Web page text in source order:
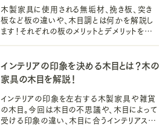
木製家具に使用される無垢材、挽き板、突き
板など板の違いや、木目調とは何かを解説し
ます！それぞれの板のメリットとデメリットを知
インテリアの印象を決める木目とは？木の
家具の木目を解説！
インテリアの印象を左右する木製家具や雑貨
の木目。今回は木目の不思議や、木目によって
受ける印象の違い、木目に合うインテリアスタ